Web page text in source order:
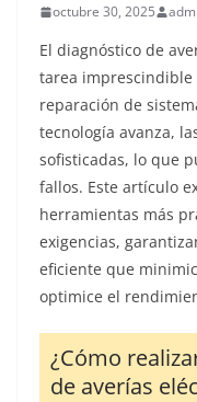
octubre 30, 2025
El diagnóstico de
tarea
reparación de
tecnología avanza,
sofisticadas, lo que
fallos. Este artículo
herramientas más
exigencias,
eficiente que
optimice el
¿Cómo
de averías